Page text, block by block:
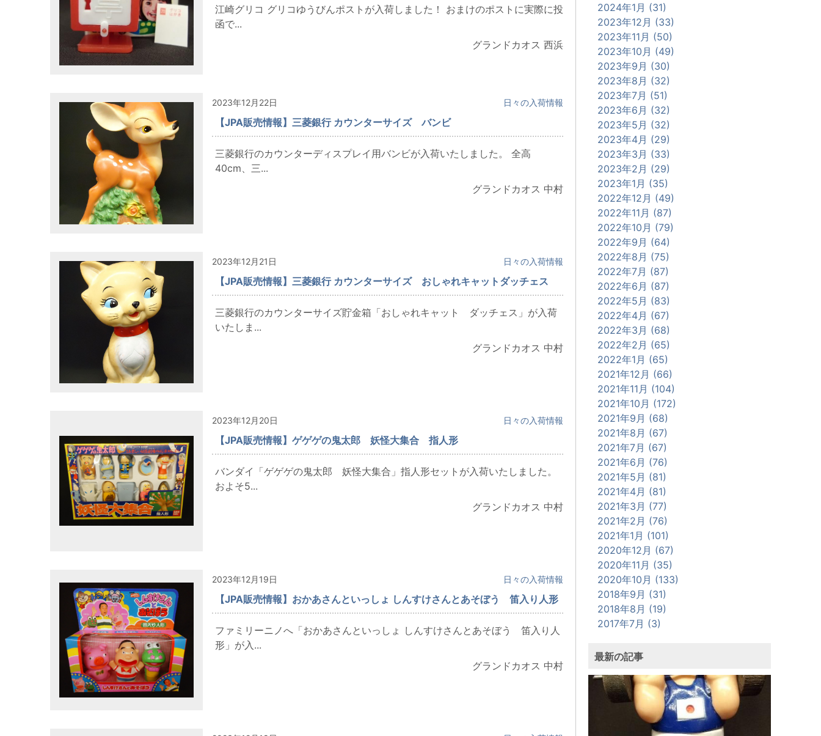
江崎グリコ グリコゆうびんポストが入荷しました！ おまけのポストに実際に投
函で...
グランドカオス 西浜
2023年12月22日 日々の入荷情報
【JPA販売情報】三菱銀行 カウンターサイズ バンビ
三菱銀行のカウンターディスプレイ用バンビが入荷いたしました。 全高
40cm、三...
グランドカオス 中村
2023年12月21日 日々の入荷情報
【JPA販売情報】三菱銀行 カウンターサイズ おしゃれキャットダッチェス
三菱銀行のカウンターサイズ貯金箱「おしゃれキャット ダッチェス」が入荷
いたしま...
グランドカオス 中村
2023年12月20日 日々の入荷情報
【JPA販売情報】ゲゲゲの鬼太郎 妖怪大集合 指人形
バンダイ「ゲゲゲの鬼太郎 妖怪大集合」指人形セットが入荷いたしました。
およそ5...
グランドカオス 中村
2023年12月19日 日々の入荷情報
【JPA販売情報】おかあさんといっしょ しんすけさんとあそぼう 笛入り人形
ファミリーニノへ「おかあさんといっしょ しんすけさんとあそぼう 笛入り人
形」が入...
グランドカオス 中村
2024年1月 (31)
2023年12月 (33)
2023年11月 (50)
2023年10月 (49)
2023年9月 (30)
2023年8月 (32)
2023年7月 (51)
2023年6月 (32)
2023年5月 (32)
2023年4月 (29)
2023年3月 (33)
2023年2月 (29)
2023年1月 (35)
2022年12月 (49)
2022年11月 (87)
2022年10月 (79)
2022年9月 (64)
2022年8月 (75)
2022年7月 (87)
2022年6月 (87)
2022年5月 (83)
2022年4月 (67)
2022年3月 (68)
2022年2月 (65)
2022年1月 (65)
2021年12月 (66)
2021年11月 (104)
2021年10月 (172)
2021年9月 (68)
2021年8月 (67)
2021年7月 (67)
2021年6月 (76)
2021年5月 (81)
2021年4月 (81)
2021年3月 (77)
2021年2月 (76)
2021年1月 (101)
2020年12月 (67)
2020年11月 (35)
2020年10月 (133)
2018年9月 (31)
2018年8月 (19)
2017年7月 (3)
最新の記事